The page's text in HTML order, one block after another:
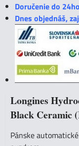
Doručenie do
Dnes objednáš,
Longines
Black Ceramic
Pánske